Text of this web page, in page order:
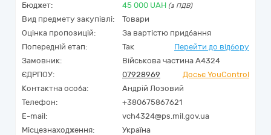
Бюджет: 45 000 UAH (з ПДВ)
Вид предмету закупівлі:
Товари
Оцінка пропозицій:
За вартістю придбання
Попередній етап:
Так
Перейти до відбору
Замовник:
Військова частина А4324
ЄДРПОУ:
07928969
Досьє YouControl
Контактна особа:
Андрій Лозовий
Телефон:
+380675867621
E-mail:
vch4324@ps.mil.gov.ua
Місцезнаходження:
Україна